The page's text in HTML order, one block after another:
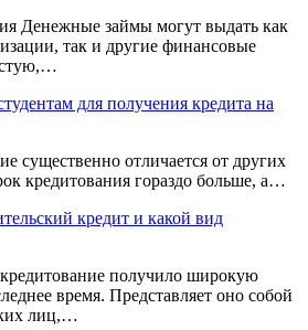
Денежные займы могут выдать как
так и другие финансовые
для получения кредита на
существенно отличается от других
кредитования гораздо больше, а…
кредит и какой вид
получило широкую
время. Представляет оно собой
лиц,…